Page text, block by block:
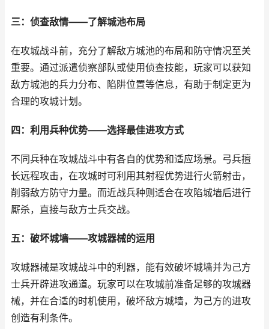
三：侦查敌情——了解城池布局
在攻城战斗前，充分了解敌方城池的布局和防守情况至关
重要。通过派遣侦察部队或使用侦查技能，玩家可以获知
敌方城池的兵力分布、陷阱位置等信息，有助于制定更为
合理的攻城计划。
四：利用兵种优势——选择最佳进攻方式
不同兵种在攻城战斗中有各自的优势和适应场景。弓兵擅
长远程攻击，在攻城时可利用其射程优势进行火箭射击，
削弱敌方防守力量。而近战兵种则适合在攻陷城墙后进行
厮杀，直接与敌方士兵交战。
五：破坏城墙——攻城器械的运用
攻城器械是攻城战斗中的利器，能有效破坏城墙并为己方
士兵开辟进攻通道。玩家可以在攻城前准备足够的攻城器
械，并在合适的时机使用，破坏敌方城墙，为己方的进攻
创造有利条件。